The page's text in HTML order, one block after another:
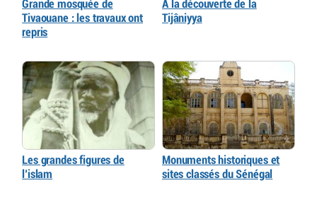
Grande mosquée de
Tivaouane : les travaux ont
repris
À la découverte de la
Tijâniyya
Les grandes figures de
l’islam
Monuments historiques et
sites classés du Sénégal